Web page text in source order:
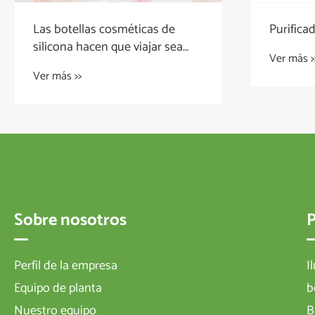
Las botellas cosméticas de
silicona hacen que viajar sea
Ver más >>
Ver más
Sobre nosotros
Perfil de la empresa
Equipo de planta
Nuestro equipo